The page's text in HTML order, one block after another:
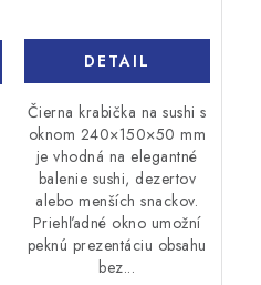
DETAIL
Čierna krabička na sushi s
oknom 240×150×50 mm
je vhodná na elegantné
balenie sushi, dezertov
alebo menších snackov.
Priehľadné okno umožní
peknú prezentáciu obsahu
bez...